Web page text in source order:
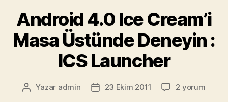
Dönem
Stratejisi”
Android 4.0 Ice Cream’i
Masa Üstünde Deneyin :
ICS Launcher
Yazının
Yazar admin
Yazı23 Ekim 2011
Android
2 yorum